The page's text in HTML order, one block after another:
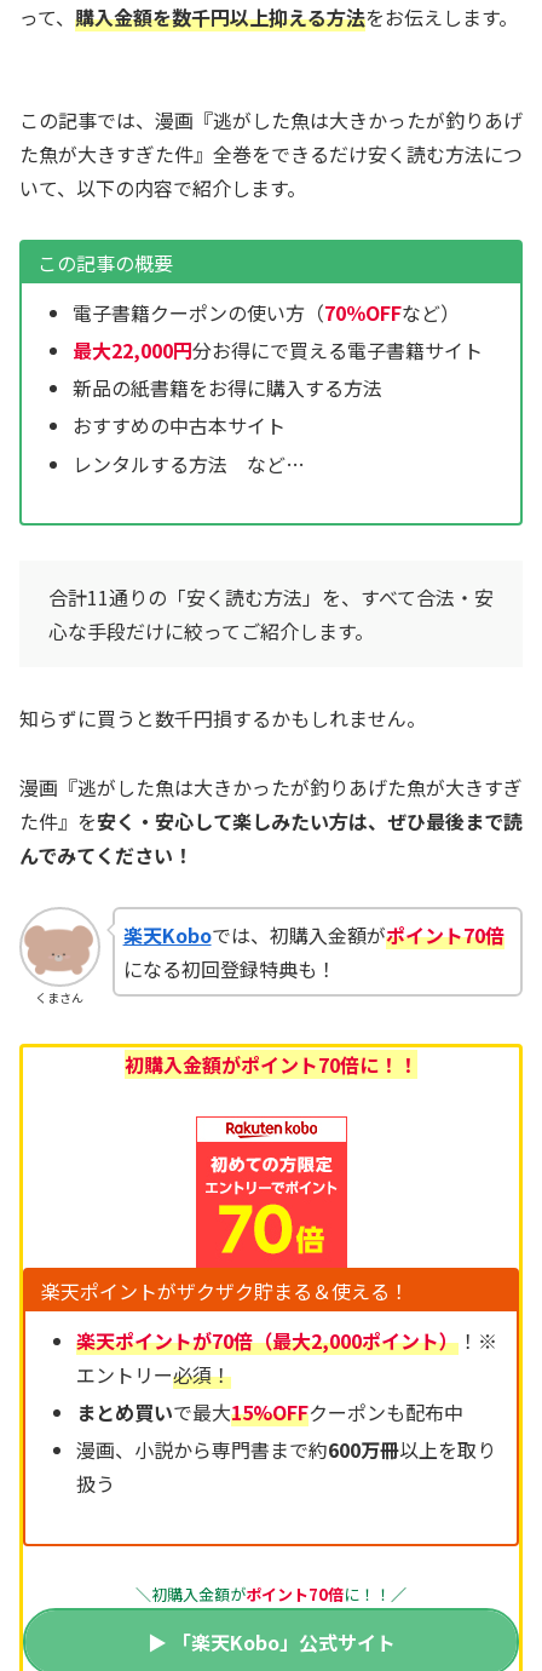
って、 購入金額を数千円以上抑える方法をお伝えします。
この記事では、漫画『逃がした魚は大きかったが釣りあげ
た魚が大きすぎた件』全巻をできるだけ安く読む方法につ
いて、以下の内容で紹介します。
この記事の概要
電子書籍クーポンの使い方（70％OFFなど）
最大22,000円分お得にで買える電子書籍サイト
新品の紙書籍をお得に購入する方法
おすすめの中古本サイト
レンタルする方法 など…
合計11通りの「安く読む方法」を、すべて合法・安
心な手段だけに絞ってご紹介します。
知らずに買うと数千円損するかもしれません。
漫画『逃がした魚は大きかったが釣りあげた魚が大きすぎ
た件』を安く・安心して楽しみたい方は、ぜひ最後まで読
んでみてください！
くまさん
楽天Koboでは、初購入金額がポイント70倍
になる初回登録特典も！
初購入金額がポイント70倍に！！
楽天ポイントがザクザク貯まる＆使える！
楽天ポイントが70倍（最大2,000ポイント）！※
エントリー必須！
まとめ買いで最大15%OFFクーポンも配布中
漫画、小説から専門書まで約600万冊以上を取り
扱う
＼初購入金額がポイント70倍に！！ ／
▶ 「楽天Kobo」公式サイト